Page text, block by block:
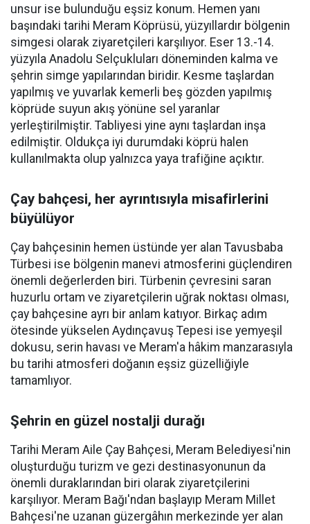
unsur ise bulunduğu eşsiz konum. Hemen yanı
başındaki tarihi Meram Köprüsü, yüzyıllardır bölgenin
simgesi olarak ziyaretçileri karşılıyor. Eser 13.-14.
yüzyıla Anadolu Selçukluları döneminden kalma ve
şehrin simge yapılarından biridir. Kesme taşlardan
yapılmış ve yuvarlak kemerli beş gözden yapılmış
köprüde suyun akış yönüne sel yaranlar
yerleştirilmiştir. Tabliyesi yine aynı taşlardan inşa
edilmiştir. Oldukça iyi durumdaki köprü halen
kullanılmakta olup yalnızca yaya trafiğine açıktır.
Çay bahçesi, her ayrıntısıyla misafirlerini
büyülüyor
Çay bahçesinin hemen üstünde yer alan Tavusbaba
Türbesi ise bölgenin manevi atmosferini güçlendiren
önemli değerlerden biri. Türbenin çevresini saran
huzurlu ortam ve ziyaretçilerin uğrak noktası olması,
çay bahçesine ayrı bir anlam katıyor. Birkaç adım
ötesinde yükselen Aydınçavuş Tepesi ise yemyeşil
dokusu, serin havası ve Meram'a hâkim manzarasıyla
bu tarihi atmosferi doğanın eşsiz güzelliğiyle
tamamlıyor.
Şehrin en güzel nostalji durağı
Tarihi Meram Aile Çay Bahçesi, Meram Belediyesi'nin
oluşturduğu turizm ve gezi destinasyonunun da
önemli duraklarından biri olarak ziyaretçilerini
karşılıyor. Meram Bağı'ndan başlayıp Meram Millet
Bahçesi'ne uzanan güzergâhın merkezinde yer alan